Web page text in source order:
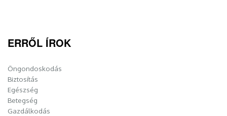
ERRŐL ÍROK
Öngondoskodás
Biztosítás
Egészség
Betegség
Gazdálkodás